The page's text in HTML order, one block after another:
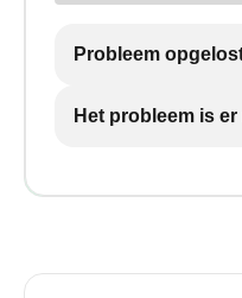
Probleem
Het probleem is